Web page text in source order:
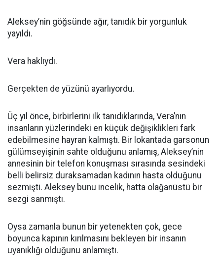
Aleksey’nin göğsünde ağır, tanıdık bir yorgunluk
yayıldı.
Vera haklıydı.
Gerçekten de yüzünü ayarlıyordu.
Üç yıl önce, birbirlerini ilk tanıdıklarında, Vera’nın
insanların yüzlerindeki en küçük değişiklikleri fark
edebilmesine hayran kalmıştı. Bir lokantada garsonun
gülümseyişinin sahte olduğunu anlamış, Aleksey’nin
annesinin bir telefon konuşması sırasında sesindeki
belli belirsiz duraksamadan kadının hasta olduğunu
sezmişti. Aleksey bunu incelik, hatta olağanüstü bir
sezgi sanmıştı.
Oysa zamanla bunun bir yetenekten çok, gece
boyunca kapının kırılmasını bekleyen bir insanın
uyanıklığı olduğunu anlamıştı.